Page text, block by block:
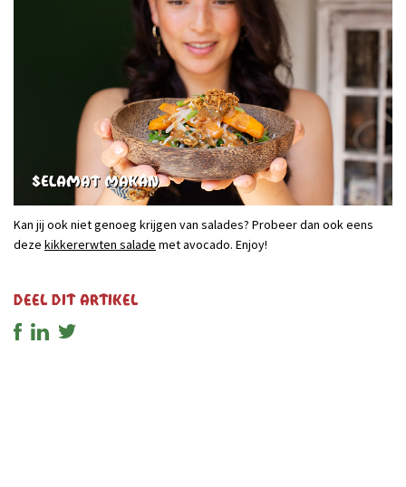
Kan jij ook niet genoeg krijgen van salades? Probeer dan ook eens
deze kikkererwten salade met avocado. Enjoy!
Deel dit artikel